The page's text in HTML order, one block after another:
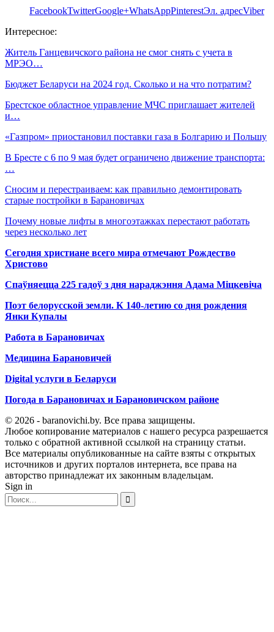
FacebookTwitterGoogle+WhatsAppPinterestЭл. адресViber
Интересное:
Житель Ганцевичского района не смог снять с учета в
МРЭО…
Бюджет Беларуси на 2024 год. Сколько и на что потратим?
Брестское областное управление МЧС приглашает жителей
и…
«Газпром» приостановил поставки газа в Болгарию и Польшу
В Бресте с 6 по 9 мая будет ограничено движение транспорта:
…
Сносим и перестраиваем: как правильно демонтировать
старые постройки в Барановичах
Почему новые лифты в многоэтажках перестают работать
через несколько лет
Сегодня христиане всего мира отмечают Рождество
Христово
Спаўняецца 225 гадоў з дня нараджэння Адама Міцкевіча
Поэт белорусской земли. К 140-летию со дня рождения
Янки Купалы
Работа в Барановичах
Медицина Барановичей
Digital услуги в Беларуси
Погода в Барановичах и Барановичском районе
© 2026 - baranovichi.by. Все права защищены.
Любое копирование материалов с нашего ресурса разрешается
только с обратной активной ссылкой на страницу статьи.
Все материалы опубликованные на сайте взяты с открытых
источников и других порталов интернета, все права на
авторство принадлежат их законным владельцам.
Sign in